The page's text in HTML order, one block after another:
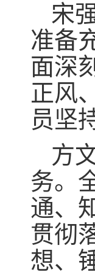
宋
准备
面深
正风
员坚
方
务。
通、
贯彻
想、